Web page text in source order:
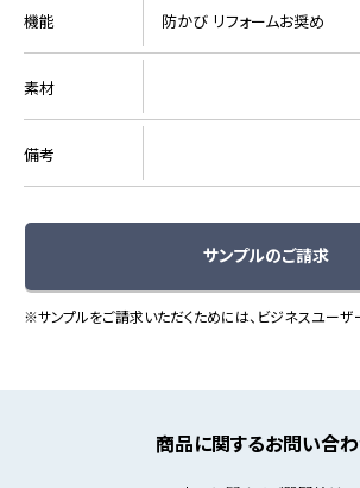
機能 防かび リフォームお奨め
素材
備考
サンプルのご請求
※サンプルをご請求いただくためには、ビジネスユーザ
商品に関するお問い合